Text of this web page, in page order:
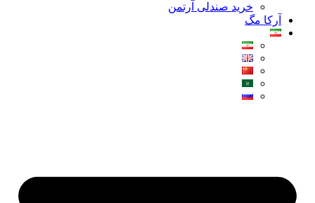
خرید صندلی آرتمن
آرکا مگ